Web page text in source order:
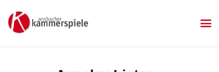
KAMMERSPIELE